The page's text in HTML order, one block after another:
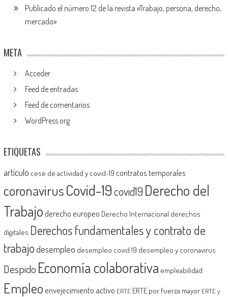
Publicado el número 12 de la revista «Trabajo, persona, derecho,
mercado»
META
Acceder
Feed de entradas
Feed de comentarios
WordPress.org
ETIQUETAS
artículo cese de actividad y covid-19 contratos temporales
coronavirusCovid-19covid19 Derecho del
Trabajoderecho europeo Derecho Internacional derechos
digitales Derechos fundamentales y contrato de
trabajodesempleo desempleo covid 19 desempleo y coronavirus
Despido Economía colaborativa empleabilidad
Empleoenvejecimiento activo ERTE ERTE por fuerza mayor ERTE y